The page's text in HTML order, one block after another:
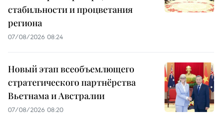
стабильности и процветания
региона
07/08/2026 08:24
Новый этап всеобъемлющего
стратегического партнёрства
Вьетнама и Австралии
07/08/2026 08:20